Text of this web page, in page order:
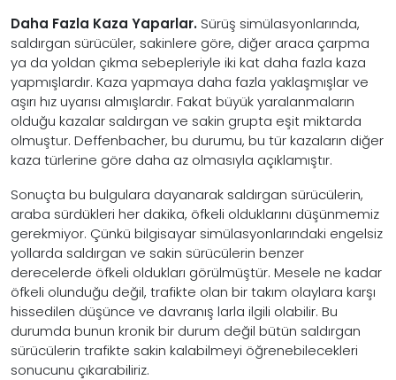
Daha Fazla Kaza Yaparlar. Sürüş simülasyonlarında,
saldırgan sürücüler, sakinlere göre, diğer araca çarpma
ya da yoldan çıkma sebepleriyle iki kat daha fazla kaza
yapmışlardır. Kaza yapmaya daha fazla yaklaşmışlar ve
aşırı hız uyarısı almışlardır. Fakat büyük yaralanmaların
olduğu kazalar saldırgan ve sakin grupta eşit miktarda
olmuştur. Deffenbacher, bu durumu, bu tür kazaların diğer
kaza türlerine göre daha az olmasıyla açıklamıştır.
Sonuçta bu bulgulara dayanarak saldırgan sürücülerin,
araba sürdükleri her dakika, öfkeli olduklarını düşünmemiz
gerekmiyor. Çünkü bilgisayar simülasyonlarındaki engelsiz
yollarda saldırgan ve sakin sürücülerin benzer
derecelerde öfkeli oldukları görülmüştür. Mesele ne kadar
öfkeli olunduğu değil, trafikte olan bir takım olaylara karşı
hissedilen düşünce ve davranış larla ilgili olabilir. Bu
durumda bunun kronik bir durum değil bütün saldırgan
sürücülerin trafikte sakin kalabilmeyi öğrenebilecekleri
sonucunu çıkarabiliriz.